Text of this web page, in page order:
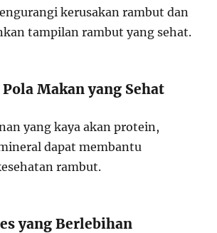
kerusakan rambut dan
tampilan rambut yang sehat.
Makan yang Sehat
yang kaya akan protein,
dapat membantu
rambut.
yang Berlebihan